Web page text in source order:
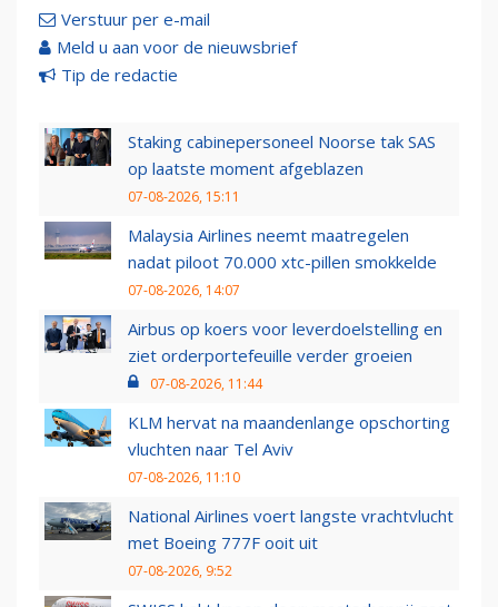
Verstuur per e-mail
Meld u aan voor de nieuwsbrief
Tip de redactie
Staking cabinepersoneel Noorse tak SAS
op laatste moment afgeblazen
07-08-2026, 15:11
Malaysia Airlines neemt maatregelen
nadat piloot 70.000 xtc-pillen smokkelde
07-08-2026, 14:07
Airbus op koers voor leverdoelstelling en
ziet orderportefeuille verder groeien
07-08-2026, 11:44
KLM hervat na maandenlange opschorting
vluchten naar Tel Aviv
07-08-2026, 11:10
National Airlines voert langste vrachtvlucht
met Boeing 777F ooit uit
07-08-2026, 9:52